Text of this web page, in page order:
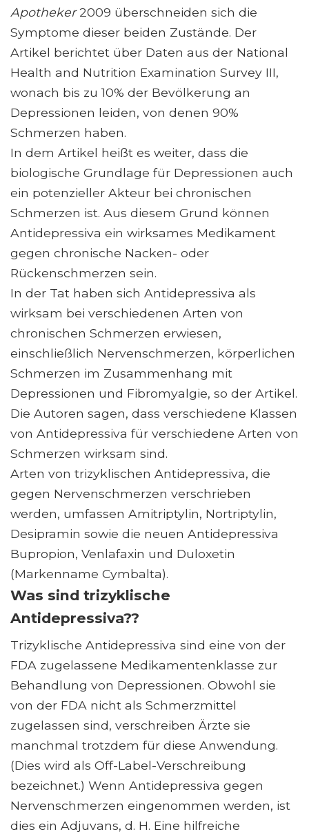
Apotheker2009 überschneiden sich die
Symptome dieser beiden Zustände. Der
Artikel berichtet über Daten aus der National
Health and Nutrition Examination Survey III,
wonach bis zu 10% der Bevölkerung an
Depressionen leiden, von denen 90%
Schmerzen haben.
In dem Artikel heißt es weiter, dass die
biologische Grundlage für Depressionen auch
ein potenzieller Akteur bei chronischen
Schmerzen ist. Aus diesem Grund können
Antidepressiva ein wirksames Medikament
gegen chronische Nacken- oder
Rückenschmerzen sein.
In der Tat haben sich Antidepressiva als
wirksam bei verschiedenen Arten von
chronischen Schmerzen erwiesen,
einschließlich Nervenschmerzen, körperlichen
Schmerzen im Zusammenhang mit
Depressionen und Fibromyalgie, so der Artikel.
Die Autoren sagen, dass verschiedene Klassen
von Antidepressiva für verschiedene Arten von
Schmerzen wirksam sind.
Arten von trizyklischen Antidepressiva, die
gegen Nervenschmerzen verschrieben
werden, umfassen Amitriptylin, Nortriptylin,
Desipramin sowie die neuen Antidepressiva
Bupropion, Venlafaxin und Duloxetin
(Markenname Cymbalta).
Was sind trizyklische
Antidepressiva??
Trizyklische Antidepressiva sind eine von der
FDA zugelassene Medikamentenklasse zur
Behandlung von Depressionen. Obwohl sie
von der FDA nicht als Schmerzmittel
zugelassen sind, verschreiben Ärzte sie
manchmal trotzdem für diese Anwendung.
(Dies wird als Off-Label-Verschreibung
bezeichnet.) Wenn Antidepressiva gegen
Nervenschmerzen eingenommen werden, ist
dies ein Adjuvans, d. H. Eine hilfreiche